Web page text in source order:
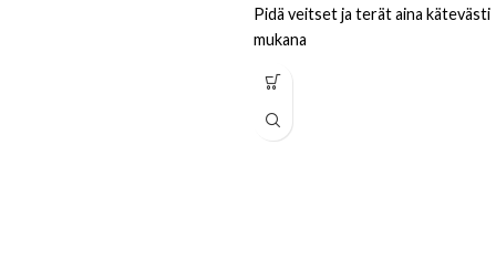
Pidä veitset ja terät aina kätevästi
mukana